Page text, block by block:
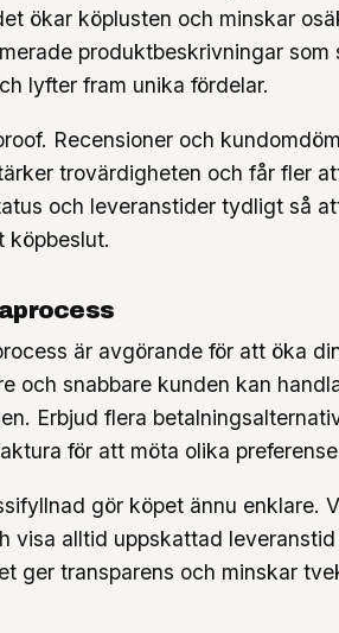
ökar köplusten och minskar
produktbeskrivningar som
lyfter fram unika fördelar.
Recensioner och
trovärdigheten och får fler
och leveranstider tydligt så
köpbeslut.
är avgörande för att öka
och snabbare kunden kan
Erbjud flera
för att möta olika
gör köpet ännu enklare.
visa alltid uppskattad
ger transparens och minskar